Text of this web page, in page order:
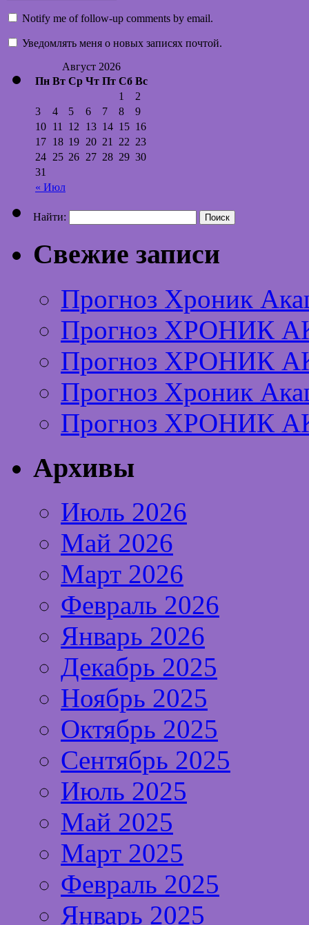
Notify me of follow-up comments by email.
Уведомлять меня о новых записях почтой.
Август 2026
Пн Вт Ср Чт Пт Сб Вс
« Июл
1
2
3
4 5 6 7 8
9
10 11 12 13 14 15 16
17 18 19 20 21 22 23
24 25 26 27 28 29 30
31
Найти:
Свежие записи
Прогноз Хроник
Прогноз ХРОНИК
Прогноз ХРОНИК
Прогноз Хроник
Прогноз ХРОНИК
Архивы
Июль 2026
Май 2026
Март 2026
Февраль 2026
Январь 2026
Декабрь 2025
Ноябрь 2025
Октябрь 2025
Сентябрь 2025
Июль 2025
Май 2025
Март 2025
Февраль 2025
Январь 2025